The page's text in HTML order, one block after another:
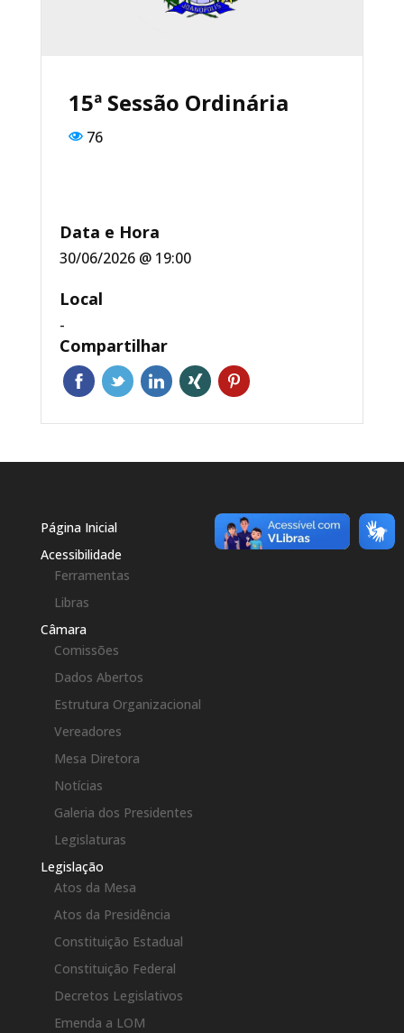
15ª Sessão Ordinária
76
Data e Hora
30/06/2026 @ 19:00
Local
-
Compartilhar
Página Inicial
Acessibilidade
Ferramentas
Libras
Câmara
Comissões
Dados Abertos
Estrutura Organizacional
Vereadores
Mesa Diretora
Notícias
Galeria dos Presidentes
Legislaturas
Legislação
Atos da Mesa
Atos da Presidência
Constituição Estadual
Constituição Federal
Decretos Legislativos
Emenda a LOM